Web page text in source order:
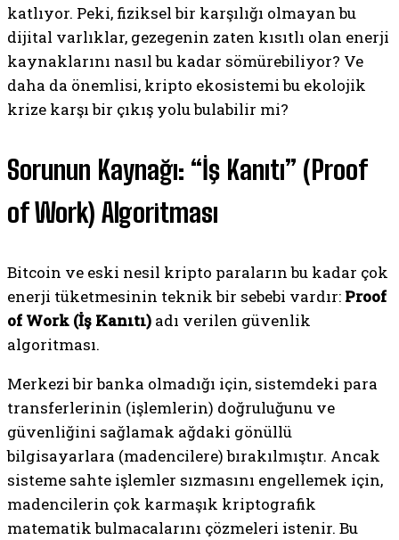
katlıyor. Peki, fiziksel bir karşılığı olmayan bu
dijital varlıklar, gezegenin zaten kısıtlı olan enerji
kaynaklarını nasıl bu kadar sömürebiliyor? Ve
daha da önemlisi, kripto ekosistemi bu ekolojik
krize karşı bir çıkış yolu bulabilir mi?
Sorunun Kaynağı: “İş Kanıtı” (Proof
of Work) Algoritması
Bitcoin ve eski nesil kripto paraların bu kadar çok
enerji tüketmesinin teknik bir sebebi vardır: Proof
of Work (İş Kanıtı) adı verilen güvenlik
algoritması.
Merkezi bir banka olmadığı için, sistemdeki para
transferlerinin (işlemlerin) doğruluğunu ve
güvenliğini sağlamak ağdaki gönüllü
bilgisayarlara (madencilere) bırakılmıştır. Ancak
sisteme sahte işlemler sızmasını engellemek için,
madencilerin çok karmaşık kriptografik
matematik bulmacalarını çözmeleri istenir. Bu